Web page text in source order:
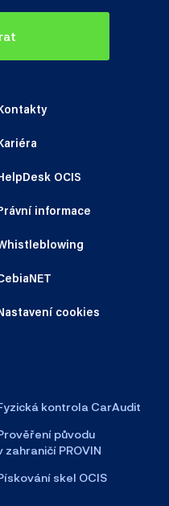
OCIS
informace
cookies
kontrola CarAudit
původu
zahraničí PROVIN
skel OCIS